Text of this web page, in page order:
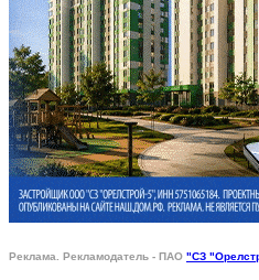
Реклама. Рекламодатель - ПАО "СЗ